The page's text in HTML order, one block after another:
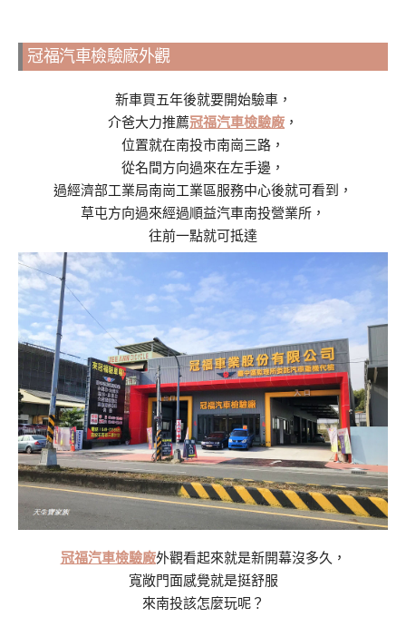
冠福汽車檢驗廠外觀
新車買五年後就要開始驗車，
介爸大力推薦冠福汽車檢驗廠 ，
位置就在南投市南崗三路，
從名間方向過來在左手邊，
過經濟部工業局南崗工業區服務中心後就可看到，
草屯方向過來經過順益汽車南投營業所，
往前一點就可抵達
冠福汽車檢驗廠外觀看起來就是新開幕沒多久，
寬敞門面感覺就是挺舒服
來南投該怎麼玩呢？